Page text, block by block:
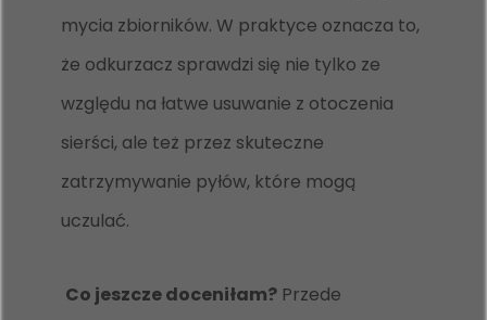
mycia zbiorników. W praktyce oznacza to,
że odkurzacz sprawdzi się nie tylko ze
względu na łatwe usuwanie z otoczenia
sierści, ale też przez skuteczne
zatrzymywanie pyłów, które mogą
uczulać.
Co jeszcze doceniłam? Przede